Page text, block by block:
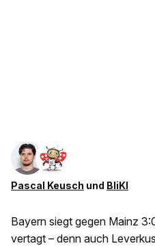
Pascal Keusch und BliKI
Bayern siegt gegen Mainz
vertagt – denn auch